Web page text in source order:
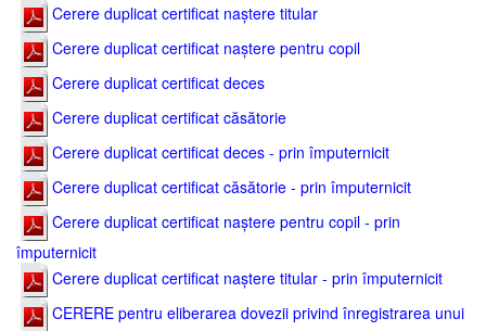
Cerere duplicat certificat naștere titular
Cerere duplicat certificat naștere pentru copil
Cerere duplicat certificat deces
Cerere duplicat certificat căsătorie
Cerere duplicat certificat deces - prin împuternicit
Cerere duplicat certificat căsătorie - prin împuternicit
Cerere duplicat certificat naștere pentru copil - prin
împuternicit
Cerere duplicat certificat naștere titular - prin împuternicit
CERERE pentru eliberarea dovezii privind înregistrarea unui